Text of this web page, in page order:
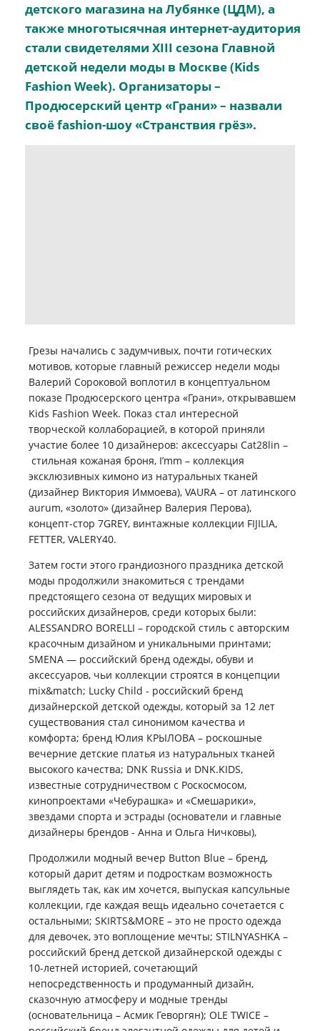
детского магазина на Лубянке (ЦДМ), а
также многотысячная интернет-аудитория
стали свидетелями XIII сезона Главной
детской недели моды в Москве (Kids
Fashion Week). Организаторы –
Продюсерский центр «Грани» – назвали
своё fashion-шоу «Странствия грёз».
Грезы начались с задумчивых, почти готических
мотивов, которые главный режиссер недели моды
Валерий Сороковой воплотил в концептуальном
показе Продюсерского центра «Грани», открывавшем
Kids Fashion Week. Показ стал интересной
творческой коллаборацией, в которой приняли
участие более 10 дизайнеров: аксессуары Cat28lin –
стильная кожаная броня, I’mm – коллекция
эксклюзивных кимоно из натуральных тканей
(дизайнер Виктория Иммоева), VAURA – от латинского
aurum, «золото» (дизайнер Валерия Перова),
концепт-стор 7GREY, винтажные коллекции FIJILIA,
FETTER, VALERY40.
Затем гости этого грандиозного праздника детской
моды продолжили знакомиться с трендами
предстоящего сезона от ведущих мировых и
российских дизайнеров, среди которых были:
ALESSANDRO BORELLI – городской стиль с авторским
красочным дизайном и уникальными принтами;
SMENA — российский бренд одежды, обуви и
аксессуаров, чьи коллекции строятся в концепции
mix&match; Lucky Child - российский бренд
дизайнерской детской одежды, который за 12 лет
существования стал синонимом качества и
комфорта; бренд Юлия КРЫЛОВА – роскошные
вечерние детские платья из натуральных тканей
высокого качества; DNK Russia и DNK.KIDS,
известные сотрудничеством с Роскосмосом,
кинопроектами «Чебурашка» и «Смешарики»,
звездами спорта и эстрады (основатели и главные
дизайнеры брендов - Анна и Ольга Ничковы),
Продолжили модный вечер Button Blue – бренд,
который дарит детям и подросткам возможность
выглядеть так, как им хочется, выпуская капсульные
коллекции, где каждая вещь идеально сочетается с
остальными; SKIRTS&MORE – это не просто одежда
для девочек, это воплощение мечты; STILNYASHKA –
российский бренд детской дизайнерской одежды с
10-летней историей, сочетающий
непосредственность и продуманный дизайн,
сказочную атмосферу и модные тренды
(основательница – Асмик Геворгян); OLE TWICE –